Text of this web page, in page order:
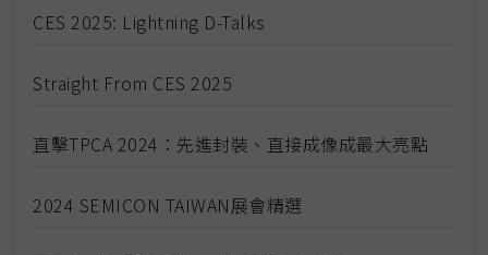
CES 2025: Lightning D-Talks
Straight From CES 2025
直擊TPCA 2024：先進封裝、直接成像成最大亮點
2024 SEMICON TAIWAN展會精選